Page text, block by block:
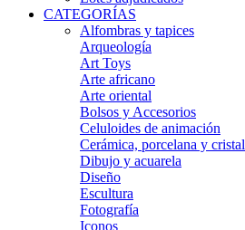
CATEGORÍAS
Alfombras y tapices
Arqueología
Art Toys
Arte africano
Arte oriental
Bolsos y Accesorios
Celuloides de animación
Cerámica, porcelana y cristal
Dibujo y acuarela
Diseño
Escultura
Fotografía
Iconos